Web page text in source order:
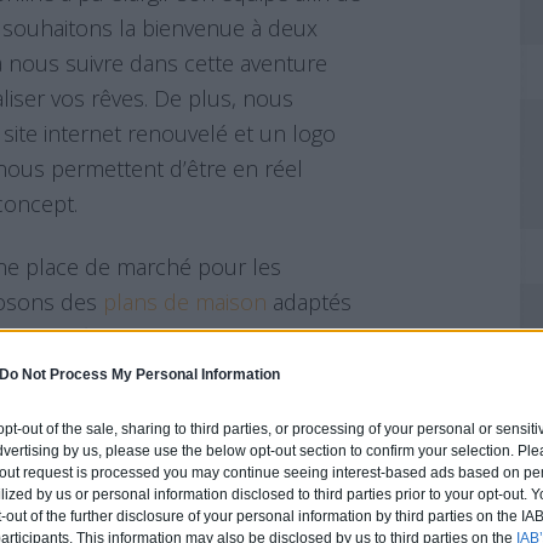
Do Not Process My Personal Information
out of the sale, sharing to third parties, or processing of your personal or
by us, please use the below opt-out section to confirm your selection.
request is processed you may continue seeing interest-based ads based on
by us or personal information disclosed to third parties prior to your opt-out.
of the further disclosure of your personal information by third parties on the
This information may also be disclosed by us to third parties on the
la bienvenue à deux
suivre dans cette aventure
vos rêves. De plus, nous
internet renouvelé et un logo
permettent d’être en réel
place de marché pour les
des plans de maison adaptés
aussi à tous les budgets!
confiance. N’hésitez pas à
articles et nous continuerons à